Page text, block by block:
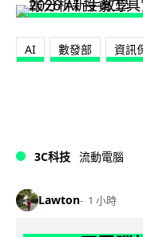
AI 數發部 資訊
3C科技 流動電腦
Lawton 1 小時